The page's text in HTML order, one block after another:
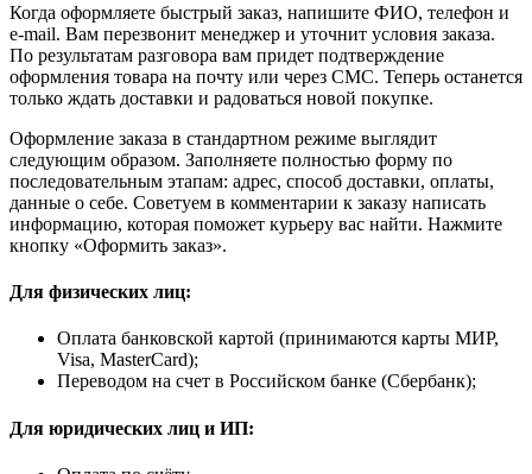
Когда оформляете быстрый заказ, напишите ФИО, телефон и
e-mail. Вам перезвонит менеджер и уточнит условия заказа.
По результатам разговора вам придет подтверждение
оформления товара на почту или через СМС. Теперь останется
только ждать доставки и радоваться новой покупке.
Оформление заказа в стандартном режиме выглядит
следующим образом. Заполняете полностью форму по
последовательным этапам: адрес, способ доставки, оплаты,
данные о себе. Советуем в комментарии к заказу написать
информацию, которая поможет курьеру вас найти. Нажмите
кнопку «Оформить заказ».
Для физических лиц:
Оплата банковской картой (принимаются карты МИР,
Visa, MasterCard);
Переводом на счет в Российском банке (Сбербанк);
Для юридических лиц и ИП: